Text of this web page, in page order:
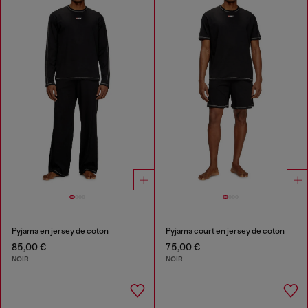
Pyjama en jersey de coton
85,00 €
NOIR
Pyjama court en jersey de coton
75,00 €
NOIR